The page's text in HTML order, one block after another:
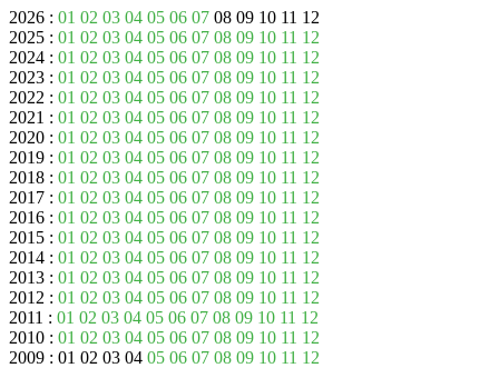
2026 : 01 02 03 04 05 06 07 08 09 10 11 12
2025 : 01 02 03 04 05 06 07 08 09 10 11 12
2024 : 01 02 03 04 05 06 07 08 09 10 11 12
2023 : 01 02 03 04 05 06 07 08 09 10 11 12
2022 : 01 02 03 04 05 06 07 08 09 10 11 12
2021 : 01 02 03 04 05 06 07 08 09 10 11 12
2020 : 01 02 03 04 05 06 07 08 09 10 11 12
2019 : 01 02 03 04 05 06 07 08 09 10 11 12
2018 : 01 02 03 04 05 06 07 08 09 10 11 12
2017 : 01 02 03 04 05 06 07 08 09 10 11 12
2016 : 01 02 03 04 05 06 07 08 09 10 11 12
2015 : 01 02 03 04 05 06 07 08 09 10 11 12
2014 : 01 02 03 04 05 06 07 08 09 10 11 12
2013 : 01 02 03 04 05 06 07 08 09 10 11 12
2012 : 01 02 03 04 05 06 07 08 09 10 11 12
2011 : 01 02 03 04 05 06 07 08 09 10 11 12
2010 : 01 02 03 04 05 06 07 08 09 10 11 12
2009 : 01 02 03 04 05 06 07 08 09 10 11 12